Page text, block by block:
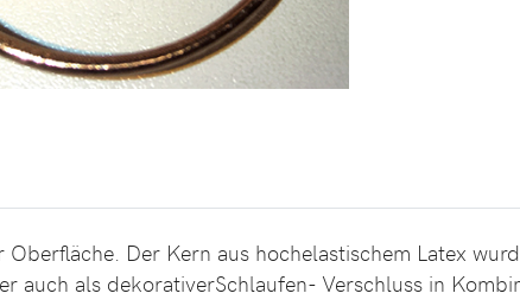
Der Kern aus hochelastischem Latex
auch als dekorativerSchlaufen- Verschluss in